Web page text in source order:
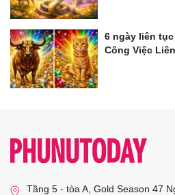
6 ngày liên
Công Việc
Tầng 5 - tòa A, Gold Season 47